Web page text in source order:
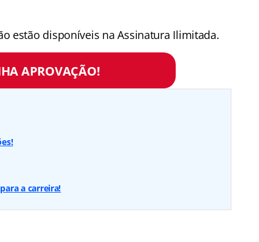
estão disponíveis na Assinatura Ilimitada.
APROVAÇÃO!
a carreira!